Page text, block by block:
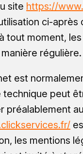
site https://
ci-
tout moment,
régulière.
est
technique peut
préalablement
les mentions